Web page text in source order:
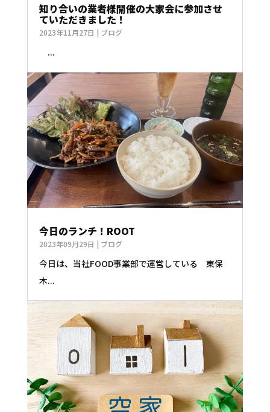
知り合いの業者様開催の大家会に参加させ
ていただきました！
2023年11月27日 ブログ
...
今日のランチ！ROOT
2023年09月29日 ブログ
今日は、当社FOOD事業部で運営している 東保
木...